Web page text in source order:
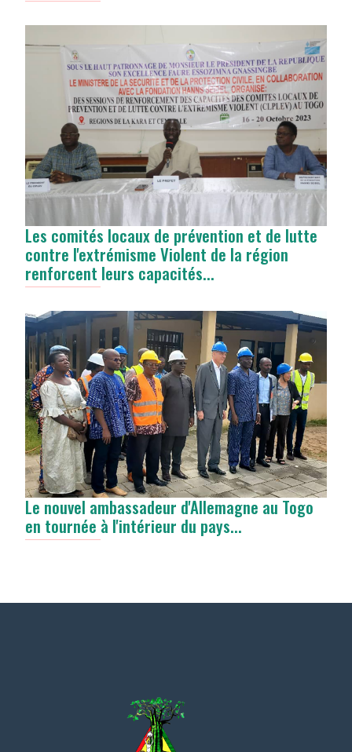
Les comités locaux de prévention et de lutte
contre l'extrémisme Violent de la région
renforcent leurs capacités...
Le nouvel ambassadeur d'Allemagne au Togo
en tournée à l'intérieur du pays...